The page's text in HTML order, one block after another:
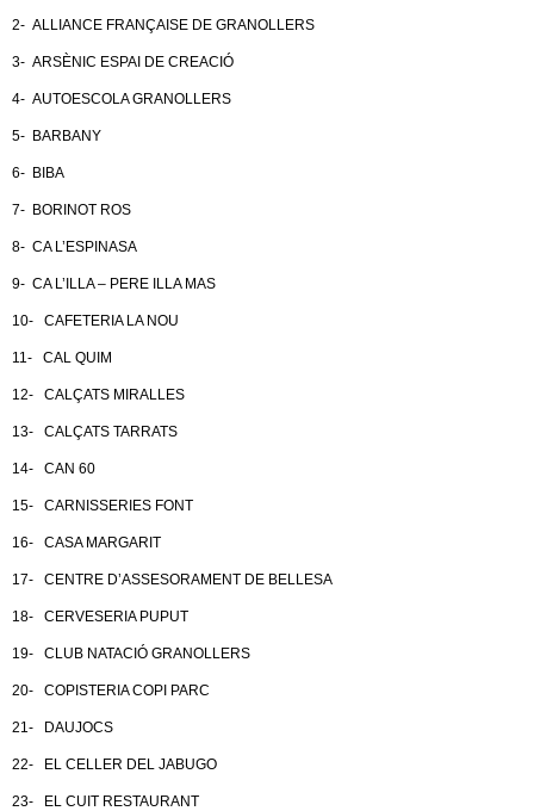
2- ALLIANCE FRANÇAISE DE GRANOLLERS
3- ARSÈNIC ESPAI DE CREACIÓ
4- AUTOESCOLA GRANOLLERS
5- BARBANY
6- BIBA
7- BORINOT ROS
8- CA L’ESPINASA
9- CA L’ILLA – PERE ILLA MAS
10- CAFETERIA LA NOU
11- CAL QUIM
12- CALÇATS MIRALLES
13- CALÇATS TARRATS
14- CAN 60
15- CARNISSERIES FONT
16- CASA MARGARIT
17- CENTRE D’ASSESORAMENT DE BELLESA
18- CERVESERIA PUPUT
19- CLUB NATACIÓ GRANOLLERS
20- COPISTERIA COPI PARC
21- DAUJOCS
22- EL CELLER DEL JABUGO
23- EL CUIT RESTAURANT